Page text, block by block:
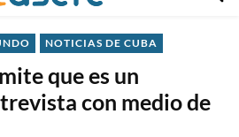
NOTICIAS DE CUBA
que es un
con medio de